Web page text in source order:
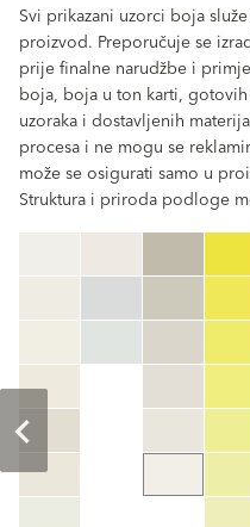
Svi prikazani uzorci boja
proizvod. Preporučuje se
prije finalne narudžbe i
boja, boja u ton karti,
uzoraka i dostavljenih
procesa i ne mogu se
može se osigurati samo u
Struktura i priroda podloge
Šifra boje
color_name